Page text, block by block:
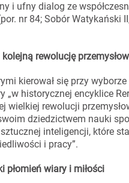
i ufny dialog ze
nr 84; Sobór Watykański
rewolucję
kierował się przy
„w historycznej encyklice
wielkiej rewolucji
dziedzictwem nauki
inteligencji, które
i pracy”.
płomień wiary i miłości